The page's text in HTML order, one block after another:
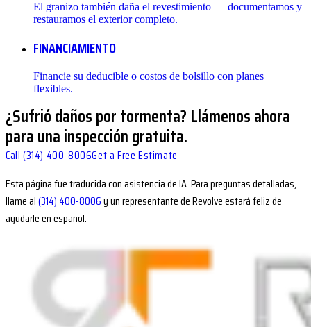
El granizo también daña el revestimiento — documentamos y
restauramos el exterior completo.
FINANCIAMIENTO
Financie su deducible o costos de bolsillo con planes
flexibles.
¿Sufrió daños por tormenta? Llámenos ahora
para una inspección gratuita.
Call(314) 400-8006Get a Free Estimate
Esta página fue traducida con asistencia de IA. Para preguntas detalladas,
llame al(314) 400-8006y un representante de Revolve estará feliz de
ayudarle en español.